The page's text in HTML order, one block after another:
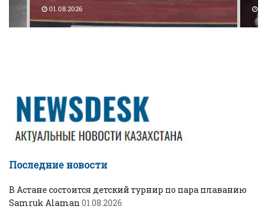
01.08.2026
Последние новости
В Астане состоится детский турнир по пара плаванию
Samruk Alaman 01.08.2026